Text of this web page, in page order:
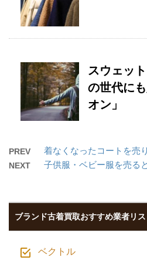
スウェッ
の世代に
オン」
PREV 着なくなったコートを売
NEXT 子供服・ベビー服を売る
ブランド古着買取おすすめ業者リス
ベクトル